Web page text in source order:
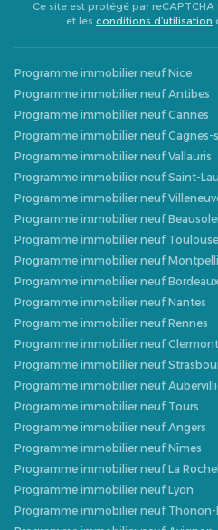
Ce site est protégé par reCAPTCHA
et les conditions d’utilisation
Programme immobilier neuf Nice
Programme immobilier neuf Antibes
Programme immobilier neuf Cannes
Programme immobilier neuf Cagnes-
Programme immobilier neuf Vallauris
Programme immobilier neuf Saint-
Programme immobilier neuf
Programme immobilier neuf Beausoleil
Programme immobilier neuf Toulouse
Programme immobilier neuf
Programme immobilier neuf Bordeaux
Programme immobilier neuf Nantes
Programme immobilier neuf Rennes
Programme immobilier neuf
Programme immobilier neuf
Programme immobilier neuf
Programme immobilier neuf Tours
Programme immobilier neuf Angers
Programme immobilier neuf Nîmes
Programme immobilier neuf La
Programme immobilier neuf Lyon
Programme immobilier neuf Thonon-